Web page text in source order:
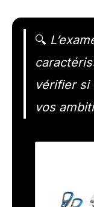
🔍
vérifier si
vos